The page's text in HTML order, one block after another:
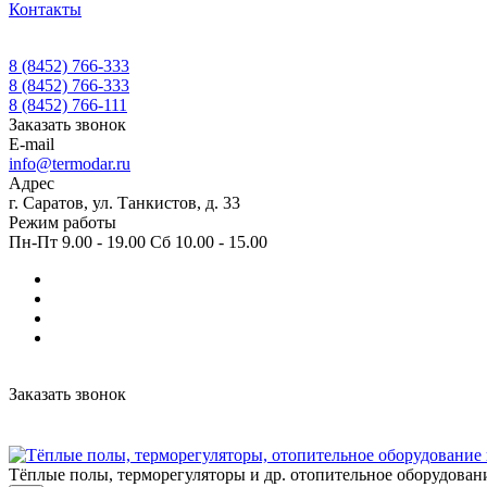
Контакты
8 (8452) 766-333
8 (8452) 766-333
8 (8452) 766-111
Заказать звонок
E-mail
info@termodar.ru
Адрес
г. Саратов, ул. Танкистов, д. 33
Режим работы
Пн-Пт 9.00 - 19.00 Сб 10.00 - 15.00
Заказать звонок
Тёплые полы, терморегуляторы и др. отопительное